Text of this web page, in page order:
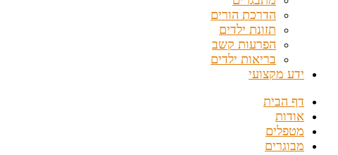
הדרכת הורים
תזונת ילדים
הפרעות קשב
בריאות ילדים
ידע מקצועי
דף הבית
אודות
מטפלים
מבוגרים